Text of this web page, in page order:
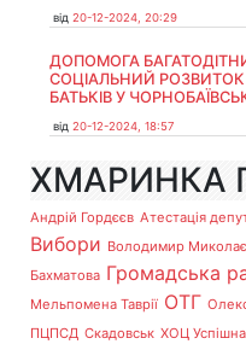
від 20-12-2024, 20:29
ДОПОМОГА
СОЦІАЛЬНИЙ
БАТЬКІВ У
від 20-12-2024, 18:57
ХМАРИНКА
Андрій Гордєєв Атестація
Вибори Володимир
Бахматова Громадська
Мельпомена Таврії ОТГ
ПЦПСД Скадовськ ХОЦ